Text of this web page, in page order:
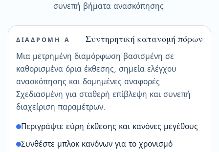
συνεπή βήματα ανασκόπησης.
ΔΙΑΔΡΟΜΗ Α Συντηρητική κατανομή πόρων
Μια μετρημένη διαμόρφωση βασισμένη σε
καθορισμένα όρια έκθεσης, σημεία ελέγχου
ανασκόπησης και δομημένες αναφορές.
Σχεδιασμένη για σταθερή επίβλεψη και συνεπή
διαχείριση παραμέτρων.
Περιγράψτε εύρη έκθεσης και κανόνες μεγέθους
Συνθέστε μπλοκ κανόνων για το χρονισμό